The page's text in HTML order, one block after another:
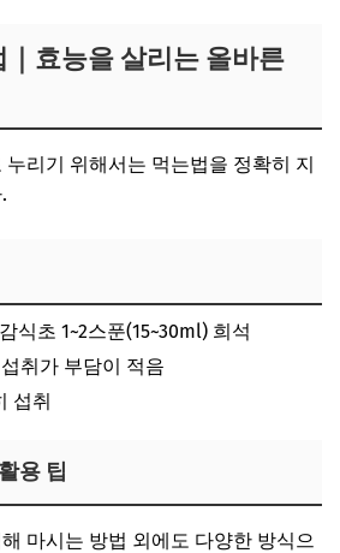
효능을 살리는 올바른
리기 위해서는 먹는법을 정확히 지
식초 1~2스푼(15~30ml) 희석
취가 부담이 적음
섭취
용 팁
마시는 방법 외에도 다양한 방식으